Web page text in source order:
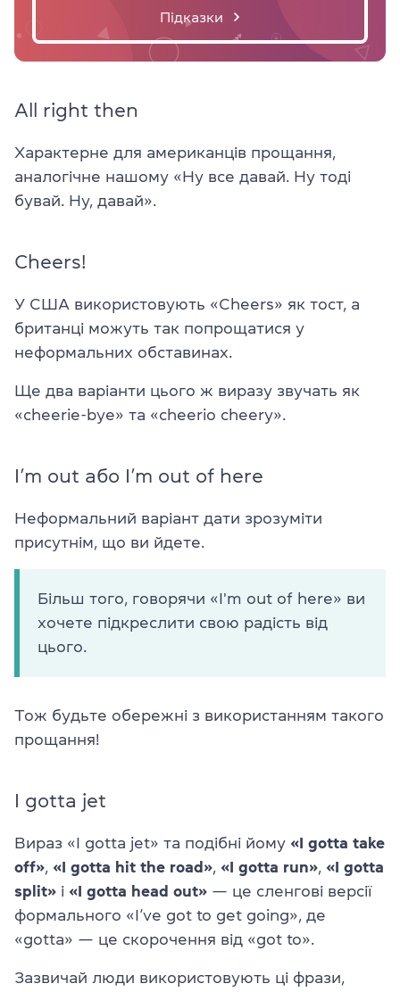
Підказки
All right then
Характерне для американців прощання,
аналогічне нашому «Ну все давай. Ну тоді
бувай. Ну, давай».
Cheers!
У США використовують «Cheers» як тост, а
британці можуть так попрощатися у
неформальних обставинах.
Ще два варіанти цього ж виразу звучать як
«cheerie-bye» та «cheerio cheery».
I’m out або I’m out of here
Неформальний варіант дати зрозуміти
присутнім, що ви йдете.
Більш того, говорячи «I'm out of here» ви
хочете підкреслити свою радість від
цього.
Тож будьте обережні з використанням такого
прощання!
I gotta jet
Вираз «I gotta jet» та подібні йому «I gotta take
off», «I gotta hit the road», «I gotta run», «I gotta
split» і «I gotta head out» — це сленгові версії
формального «I’ve got to get going», де
«gotta» — це скорочення від «got to».
Зазвичай люди використовують ці фрази,